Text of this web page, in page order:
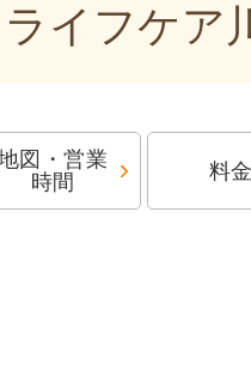
イフケア
図・営業
時間
料金